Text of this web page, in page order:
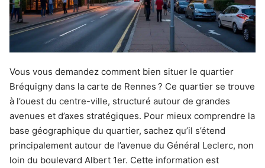
Vous vous demandez comment bien situer le quartier
Bréquigny dans la carte de Rennes ? Ce quartier se trouve
à l’ouest du centre-ville, structuré autour de grandes
avenues et d’axes stratégiques. Pour mieux comprendre la
base géographique du quartier, sachez qu’il s’étend
principalement autour de l’avenue du Général Leclerc, non
loin du boulevard Albert 1er. Cette information est